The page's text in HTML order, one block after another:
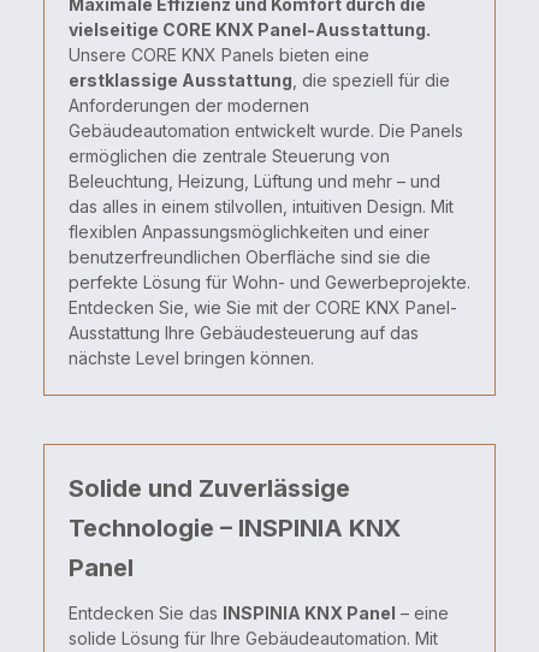
Maximale Effizienz und Komfort durch die
vielseitige CORE KNX Panel-Ausstattung.
Unsere CORE KNX Panels bieten eine
erstklassige Ausstattung , die speziell für die
Anforderungen der modernen
Gebäudeautomation entwickelt wurde. Die Panels
ermöglichen die zentrale Steuerung von
Beleuchtung, Heizung, Lüftung und mehr – und
das alles in einem stilvollen, intuitiven Design. Mit
flexiblen Anpassungsmöglichkeiten und einer
benutzerfreundlichen Oberfläche sind sie die
perfekte Lösung für Wohn- und Gewerbeprojekte.
Entdecken Sie, wie Sie mit der CORE KNX Panel-
Ausstattung Ihre Gebäudesteuerung auf das
nächste Level bringen können.
Solide und Zuverlässige
Technologie – INSPINIA KNX
Panel
Entdecken Sie das INSPINIA KNX Panel – eine
solide Lösung für Ihre Gebäudeautomation. Mit